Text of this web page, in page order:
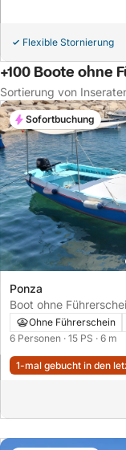
Flexible Stornierung
+100 Boote ohne
Sortierung von
Ponza
Boot ohne Führerschein
Ohne Führerschein
6 Personen · 15 PS · 6 m
1-mal gebucht in den
Sofortbuchung